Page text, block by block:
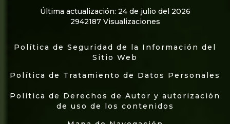
Última actualización: 24 de julio del 2026
2942187 Visualizaciones
Política de Seguridad de la Información del
Sitio Web
Política de Tratamiento de Datos Personales
Política de Derechos de Autor y autorización
de uso de los contenidos